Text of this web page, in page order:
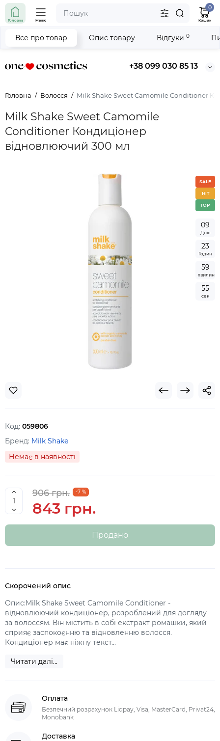
+38 099 030 85 13
Головна Меню
0
Кошик
Головна Волосся Milk Shake Sweet Camomile Conditioner
Milk Shake Sweet Camomile
Conditioner Кондиціонер
відновлюючий 300 мл
Все про товар Опис товару Відгуки 0
SALE
HIT
TOP
09
Днів
23
Годин
59
хвилин
54
сек
Код: 059806
Бренд: Milk Shake
Немає в наявності
906 грн. -7 %
843 грн.
Продано
Скорочений опис
Опис:Milk Shake Sweet Camomile Conditioner -
відновлюючий кондиціонер, розроблений для догляду
за волоссям. Він містить в собі екстракт ромашки, який
сприяє заспокоєнню та відновленню волосся.
Кондиціонер має ніжну текст...
Читати далі...
Оплата
Безпечний розрахунок Liqpay, Visa, MasterCard, Privat24,
Monobank
Доставка